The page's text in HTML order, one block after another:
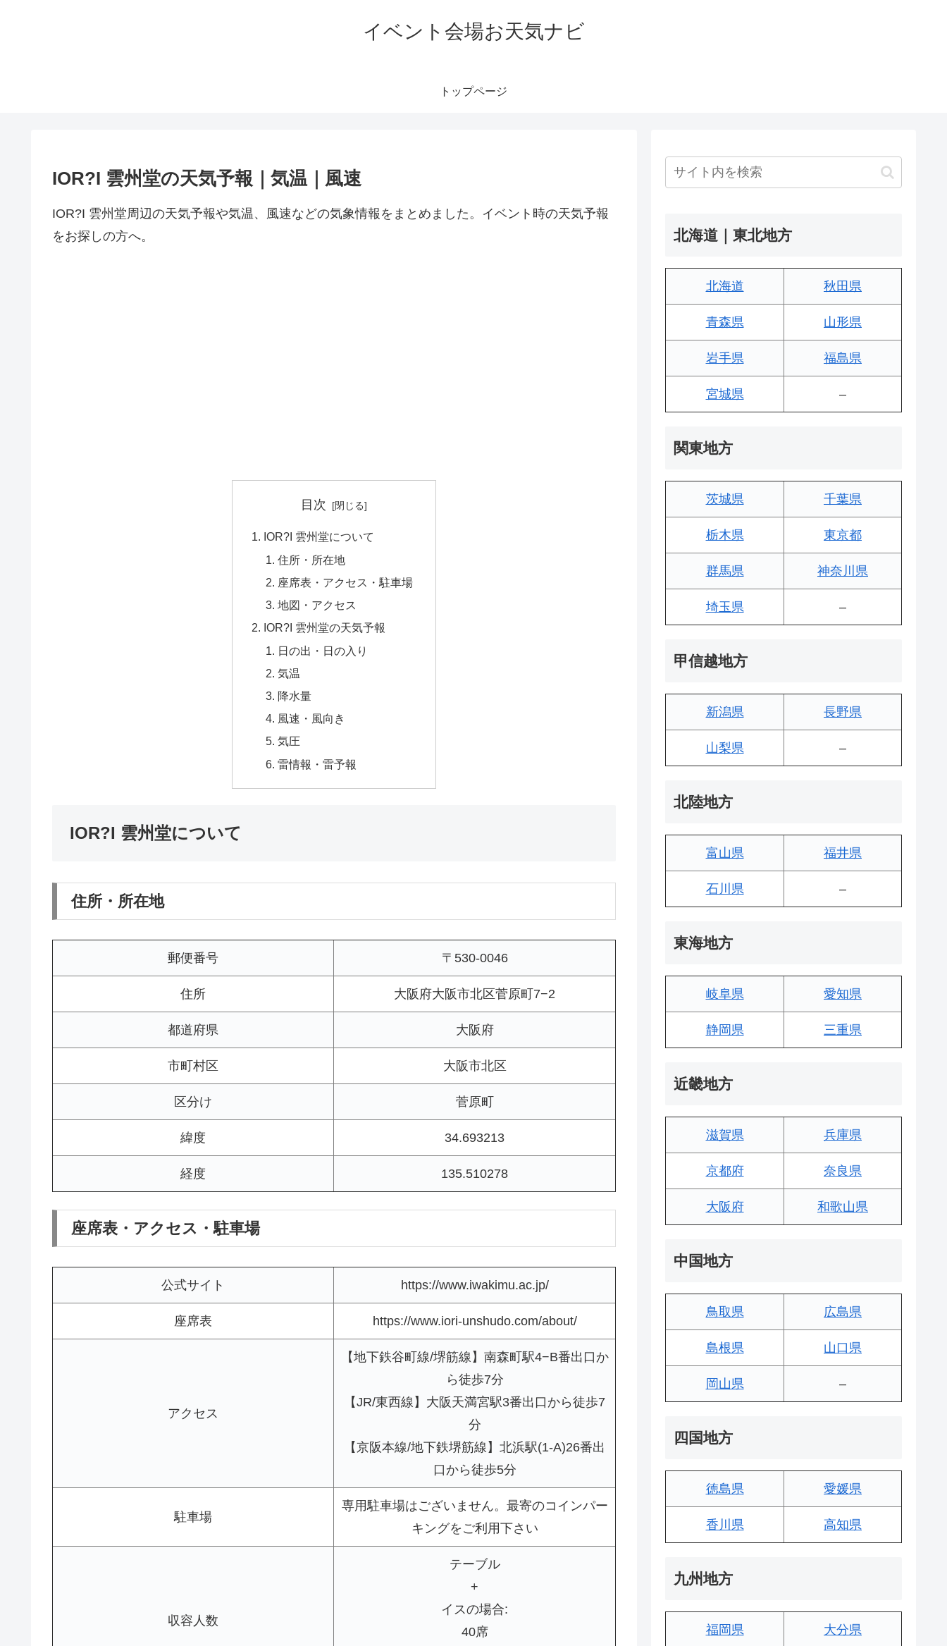
イベント会場お天気ナビ
トップページ
IOR?I 雲州堂の天気予報｜気温｜風速
IOR?I 雲州堂周辺の天気予報や気温、風速などの気象情報をまとめました。イベント時の天気予報
をお探しの方へ。
目次
IOR?I 雲州堂について
住所・所在地
座席表・アクセス・駐車場
地図・アクセス
IOR?I 雲州堂の天気予報
日の出・日の入り
気温
降水量
風速・風向き
気圧
雷情報・雷予報
IOR?I 雲州堂について
住所・所在地
郵便番号 〒530-0046
住所 大阪府大阪市北区菅原町7−2
都道府県 大阪府
市町村区 大阪市北区
区分け 菅原町
緯度 34.693213
経度 135.510278
座席表・アクセス・駐車場
公式サイト https://www.iwakimu.ac.jp/
座席表 https://www.iori-unshudo.com/about/
アクセス
【地下鉄谷町線/堺筋線】南森町駅4−B番出口か
ら徒歩7分
【JR/東西線】大阪天満宮駅3番出口から徒歩7
分
【京阪本線/地下鉄堺筋線】北浜駅(1-A)26番出
口から徒歩5分
駐車場
専用駐車場はございません。最寄のコインパー
キングをご利用下さい
収容人数
テーブル
+
イスの場合:
40席
北海道｜東北地方
北海道 秋田県
青森県 山形県
岩手県 福島県
宮城県 –
関東地方
茨城県 千葉県
栃木県 東京都
群馬県 神奈川県
埼玉県 –
甲信越地方
新潟県 長野県
山梨県 –
北陸地方
富山県 福井県
石川県 –
東海地方
岐阜県 愛知県
静岡県 三重県
近畿地方
滋賀県 兵庫県
京都府 奈良県
大阪府 和歌山県
中国地方
鳥取県 広島県
島根県 山口県
岡山県 –
四国地方
徳島県 愛媛県
香川県 高知県
九州地方
福岡県 大分県